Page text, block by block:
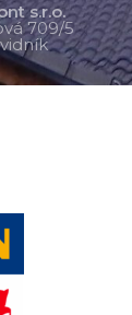
s.r.o.
709/5